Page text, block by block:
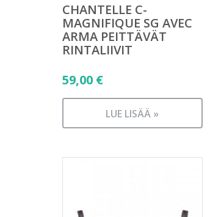
CHANTELLE C-
MAGNIFIQUE SG AVEC
ARMA PEITTÄVÄT
RINTALIIVIT
59,00 €
LUE LISÄÄ »